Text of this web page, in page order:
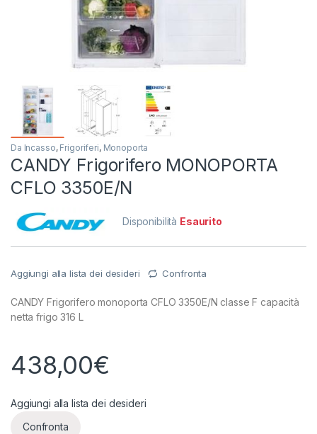
Da Incasso, Frigoriferi, Monoporta
CANDY Frigorifero MONOPORTA
CFLO 3350E/N
Disponibilità Esaurito
Aggiungi alla lista dei desideri Confronta
CANDY Frigorifero monoporta CFLO 3350E/N classe F capacità
netta frigo 316 L
438,00€
Aggiungi alla lista dei desideri
Confronta